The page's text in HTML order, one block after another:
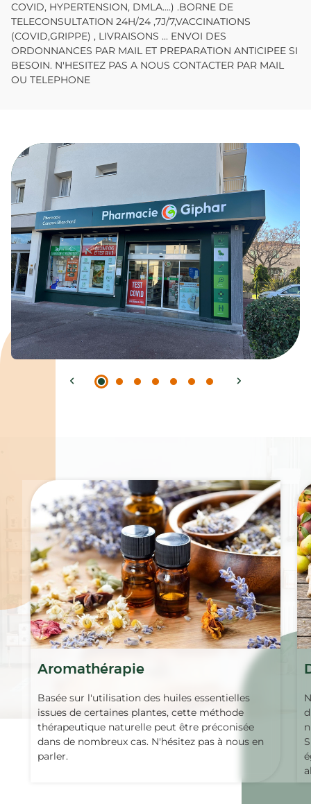
COVID, HYPERTENSION, DMLA....) .BORNE DE
TELECONSULTATION 24H/24 ,7J/7,VACCINATIONS
(COVID,GRIPPE) , LIVRAISONS ... ENVOI DES
ORDONNANCES PAR MAIL ET PREPARATION ANTICIPEE SI
BESOIN. N'HESITEZ PAS A NOUS CONTACTER PAR MAIL
OU TELEPHONE
Aromathérapie
Basée sur l'utilisation des huiles essentielles
issues de certaines plantes, cette méthode
thérapeutique naturelle peut être préconisée
dans de nombreux cas. N'hésitez pas à nous en
parler.